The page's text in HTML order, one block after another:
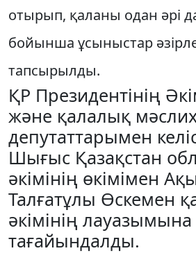
отырып, қаланы одан әрі
бойынша ұсыныстар
тапсырылды.
ҚР Президентінің
және қалалық
депутаттарымен
Шығыс Қазақстан
әкімінің өкімімен
Талғатұлы Өскемен
әкімінің лауазымына
тағайындалды.